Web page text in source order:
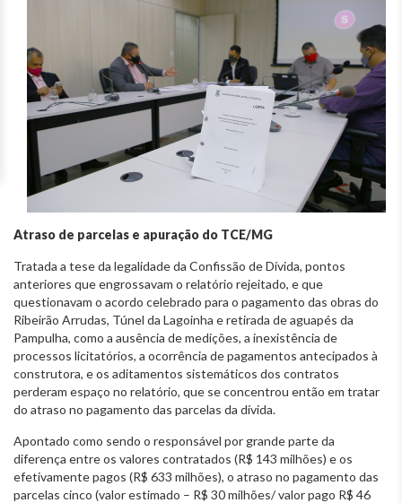
Atraso de parcelas e apuração do TCE/MG
Tratada a tese da legalidade da Confissão de Dívida, pontos
anteriores que engrossavam o relatório rejeitado, e que
questionavam o acordo celebrado para o pagamento das obras do
Ribeirão Arrudas, Túnel da Lagoinha e retirada de aguapés da
Pampulha, como a ausência de medições, a inexistência de
processos licitatórios, a ocorrência de pagamentos antecipados à
construtora, e os aditamentos sistemáticos dos contratos
perderam espaço no relatório, que se concentrou então em tratar
do atraso no pagamento das parcelas da dívida.
Apontado como sendo o responsável por grande parte da
diferença entre os valores contratados (R$ 143 milhões) e os
efetivamente pagos (R$ 633 milhões), o atraso no pagamento das
parcelas cinco (valor estimado – R$ 30 milhões/ valor pago R$ 46